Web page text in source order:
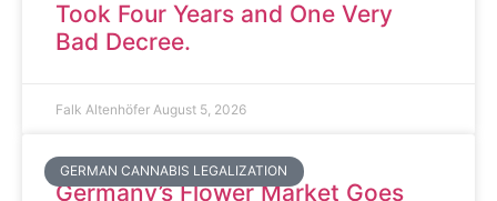
Took Four Years and One Very
Bad Decree.
Falk Altenhöfer August 5, 2026
GERMAN CANNABIS LEGALIZATION
Germany’s Flower Market Goes